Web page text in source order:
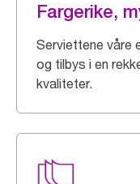
Fargerike,
Serviettene våre
og tilbys i en
kvaliteter.